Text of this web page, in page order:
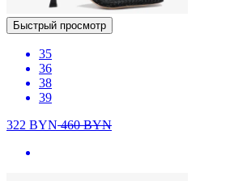
Быстрый просмотр
35
36
38
39
322 BYN460BYN